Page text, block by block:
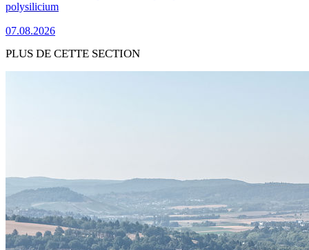
polysilicium
07.08.2026
PLUS DE CETTE SECTION